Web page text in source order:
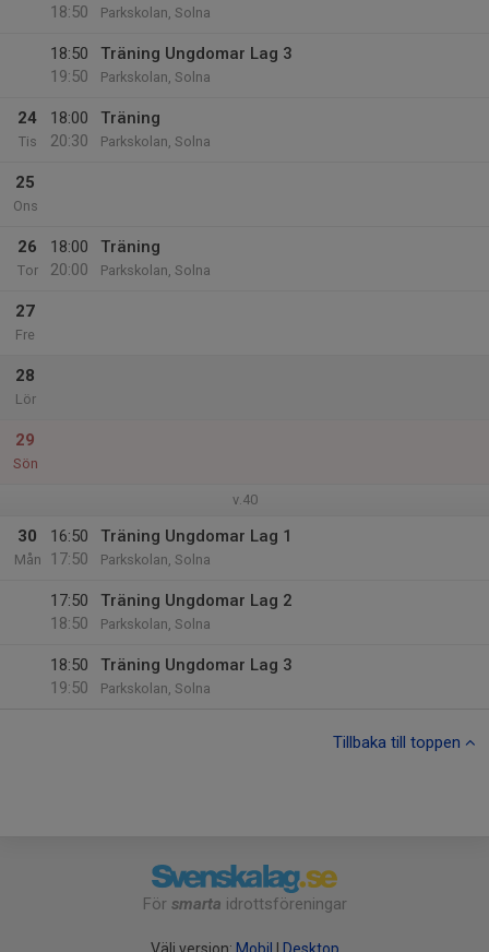
18:50
Parkskolan, Solna
18:50
19:50
Träning Ungdomar Lag 3
Parkskolan, Solna
24
Tis
18:00
20:30
Träning
Parkskolan, Solna
25
Ons
26
Tor
18:00
20:00
Träning
Parkskolan, Solna
27
Fre
28
Lör
29
Sön
v.40
30
Mån
16:50
17:50
Träning Ungdomar Lag 1
Parkskolan, Solna
17:50
18:50
Träning Ungdomar Lag 2
Parkskolan, Solna
18:50
19:50
Träning Ungdomar Lag 3
Parkskolan, Solna
Tillbaka till toppen
För smarta idrottsföreningar